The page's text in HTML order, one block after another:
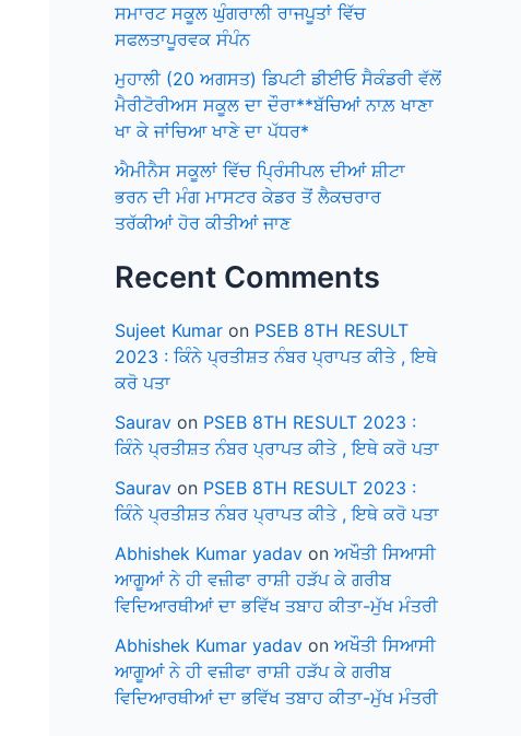
ਸਮਾਰਟ ਸਕੂਲ ਘੁੰਗਰਾਲੀ ਰਾਜਪੂਤਾਂ ਵਿੱਚ
ਸਫਲਤਾਪੂਰਵਕ ਸੰਪੰਨ
ਮੁਹਾਲੀ (20 ਅਗਸਤ) ਡਿਪਟੀ ਡੀਈਓ ਸੈਕੰਡਰੀ ਵੱਲੋਂ
ਮੈਰੀਟੋਰੀਅਸ ਸਕੂਲ ਦਾ ਦੌਰਾ**ਬੱਚਿਆਂ ਨਾਲ਼ ਖਾਣਾ
ਖਾ ਕੇ ਜਾਂਚਿਆ ਖਾਣੇ ਦਾ ਪੱਧਰ*
ਐਮੀਨੈਸ ਸਕੂਲਾਂ ਵਿੱਚ ਪ੍ਰਿੰਸੀਪਲ ਦੀਆਂ ਸ਼ੀਟਾ
ਭਰਨ ਦੀ ਮੰਗ ਮਾਸਟਰ ਕੇਡਰ ਤੋਂ ਲੈਕਚਰਾਰ
ਤਰੱਕੀਆਂ ਹੋਰ ਕੀਤੀਆਂ ਜਾਣ
Recent Comments
Sujeet Kumar on PSEB 8TH RESULT
2023 : ਕਿੰਨੇ ਪ੍ਰਤੀਸ਼ਤ ਨੰਬਰ ਪ੍ਰਾਪਤ ਕੀਤੇ , ਇਥੇ
ਕਰੋ ਪਤਾ
Saurav on PSEB 8TH RESULT 2023 :
ਕਿੰਨੇ ਪ੍ਰਤੀਸ਼ਤ ਨੰਬਰ ਪ੍ਰਾਪਤ ਕੀਤੇ , ਇਥੇ ਕਰੋ ਪਤਾ
Saurav on PSEB 8TH RESULT 2023 :
ਕਿੰਨੇ ਪ੍ਰਤੀਸ਼ਤ ਨੰਬਰ ਪ੍ਰਾਪਤ ਕੀਤੇ , ਇਥੇ ਕਰੋ ਪਤਾ
Abhishek Kumar yadav on ਅਖੌਤੀ ਸਿਆਸੀ
ਆਗੂਆਂ ਨੇ ਹੀ ਵਜ਼ੀਫਾ ਰਾਸ਼ੀ ਹੜੱਪ ਕੇ ਗਰੀਬ
ਵਿਦਿਆਰਥੀਆਂ ਦਾ ਭਵਿੱਖ ਤਬਾਹ ਕੀਤਾ-ਮੁੱਖ ਮੰਤਰੀ
Abhishek Kumar yadav on ਅਖੌਤੀ ਸਿਆਸੀ
ਆਗੂਆਂ ਨੇ ਹੀ ਵਜ਼ੀਫਾ ਰਾਸ਼ੀ ਹੜੱਪ ਕੇ ਗਰੀਬ
ਵਿਦਿਆਰਥੀਆਂ ਦਾ ਭਵਿੱਖ ਤਬਾਹ ਕੀਤਾ-ਮੁੱਖ ਮੰਤਰੀ